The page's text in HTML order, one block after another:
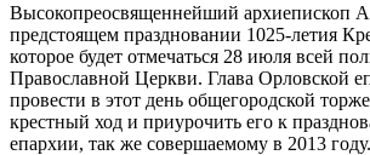
Высокопреосвященнейший архиепископ
предстоящем праздновании 1025-летия
которое будет отмечаться 28 июля всей
Православной Церкви. Глава Орловской
провести в этот день общегородской
крестный ход и приурочить его к
епархии, так же совершаемому в 2013 году.